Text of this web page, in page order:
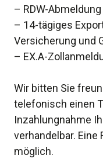
– RDW-
– 14-tägiges
Versicherung und
– EX.A-
Wir bitten Sie
telefonisch einen
Inzahlungnahme
verhandelbar.
möglich.